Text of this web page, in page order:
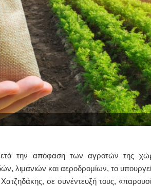
μετά την απόφαση των αγροτών της
λιμανιών και αεροδρομίων, το
σε συνέντευξή τους,
ΙΩΑΝΝΗΣ Α.